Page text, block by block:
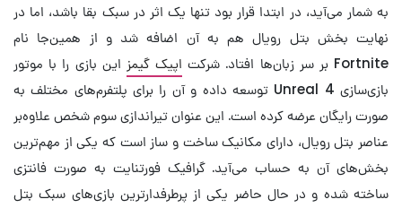
به شمار می‌آید، در ابتدا قرار بود تنها یک اثر در سبک بقا باشد، اما در
نهایت بخش بتل رویال هم به آن اضافه شد و از همین‌جا نام
Fortnite بر سر زبان‌ها افتاد. شرکت
اپیک گیمز این بازی را با موتور
بازی‌سازی Unreal 4 توسعه داده و آن را برای پلتفرم‌های مختلف به
صورت رایگان عرضه کرده است. این عنوان تیراندازی سوم شخص علاوه‌بر
عناصر بتل رویال، دارای مکانیک ساخت و ساز است که یکی از مهم‌ترین
بخش‌های آن به‌ حساب می‌آید. گرافیک فورتنایت به صورت فانتزی
ساخته شده و در حال حاضر یکی از پرطرفدارترین بازی‌های سبک بتل